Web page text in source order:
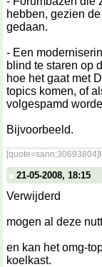
hebben, gezien
gedaan.
- Een
blind te staren op
hoe het gaat met
topics komen, of
volgespamd
Bijvoorbeeld.
21-05-2008, 18:15
Verwijderd
mogen al deze
en kan het omg-
koelkast.